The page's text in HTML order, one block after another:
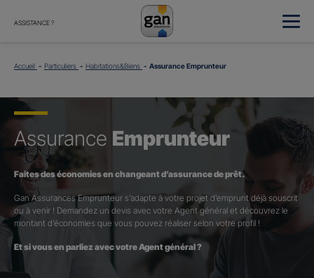
ASSISTANCE ?
Accueil Particuliers Habitations&Biens Assurance Emprunteur
Assurance Emprunteur
Faites des économies en changeant d’assurance de prêt.
Gan Assurances Emprunteur s’adapte à votre projet d’emprunt déjà souscrit
ou à venir ! Demandez un devis avec votre Agent général et découvrez le
montant d’économies que vous pouvez réaliser selon votre profil !
Et si vous en parliez avec votre Agent général ?